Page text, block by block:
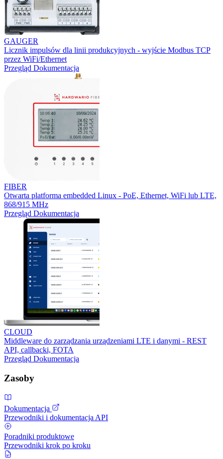
GAUGER
Licznik impulsów dla linii produkcyjnych - wyjście Modbus TCP
przez WiFi/Ethernet
Przegląd Dokumentacja
FIBER
Otwarta platforma embedded Linux - PoE, Ethernet, WiFi lub LTE,
868/915 MHz
Przegląd Dokumentacja
CLOUD
Middleware do zarządzania urządzeniami LTE i danymi - REST
API, callbacki, FOTA
Przegląd Dokumentacja
Zasoby
Dokumentacja
Przewodniki i dokumentacja API
Poradniki produktowe
Przewodniki krok po kroku